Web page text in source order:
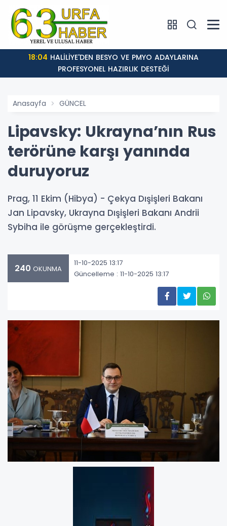
18:04
PROFESYONEL HAZIRLIK DESTEĞİ
Anasayfa GÜNCEL
Lipavsky: Ukrayna’nın Rus
terörüne karşı yanında
duruyoruz
Prag, 11 Ekim (Hibya) - Çekya Dışişleri Bakanı
Jan Lipavsky, Ukrayna Dışişleri Bakanı Andrii
Sybiha ile görüşme gerçekleştirdi.
240 OKUNMA
11-10-2025 13:17
Güncelleme : 11-10-2025 13:17